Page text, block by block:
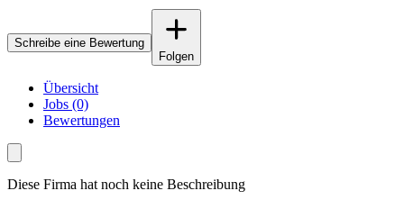
Schreibe eine Bewertung
Folgen
Übersicht
Jobs (0)
Bewertungen
Diese Firma hat noch keine Beschreibung